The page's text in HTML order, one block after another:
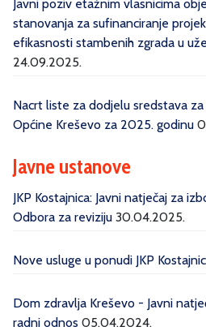
Javni poziv etažnim vlasnicima
stanovanja za sufinanciranje
efikasnosti stambenih zgrada u
24.09.2025.
Nacrt liste za dodjelu sredstava
Općine Kreševo za 2025. godinu
Javne ustanove
JKP Kostajnica: Javni natječaj za
Odbora za reviziju 30.04.2025.
Nove usluge u ponudi JKP
Dom zdravlja Kreševo - Javni
radni odnos 05.04.2024.